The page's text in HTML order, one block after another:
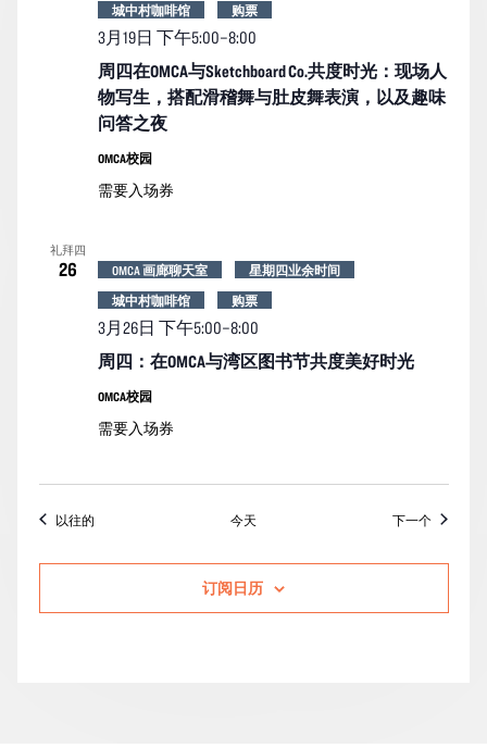
周四在OMCA与Sketchboard Co.共度时光：现场人
物写生，搭配滑稽舞与肚皮舞表演，以及趣味
问答之夜
3月19日 下午5:00–8:00
城中村咖啡馆
购票
OMCA校园
需要入场券
礼拜四
26
周四：在OMCA与湾区图书节共度美好时光
3月26日 下午5:00–8:00
OMCA 画廊聊天室
星期四业余时间
城中村咖啡馆
购票
OMCA校园
需要入场券
以往的活动 今天 下一个活动
订阅日历